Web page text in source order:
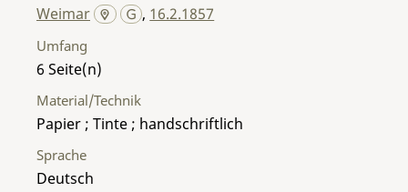
Weimar , 16.2.1857
Umfang
6
Material/Technik
Papier ; Tinte ; handschriftlich
Sprache
Deutsch